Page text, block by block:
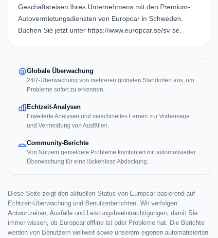
Geschäftsreisen Ihres Unternehmens mit den Premium-
Autovermietungsdiensten von Europcar in Schweden.
Buchen Sie jetzt unter https://www.europcar.se/sv-se.
Globale Überwachung
24/7-Überwachung von mehreren globalen Standorten aus, um
Probleme sofort zu erkennen.
Echtzeit-Analysen
Erweiterte Analysen und maschinelles Lernen zur Vorhersage
und Vermeidung von Ausfällen.
Community-Berichte
Von Nutzern gemeldete Probleme kombiniert mit automatisierter
Überwachung für eine lückenlose Abdeckung.
Diese Seite zeigt den aktuellen Status von Europcar basierend auf
Echtzeit-Überwachung und Benutzerberichten. Wir verfolgen
Antwortzeiten, Ausfälle und Leistungsbeeinträchtigungen, damit Sie
immer wissen, ob Europcar offline ist oder Probleme hat. Die Berichte
werden von Benutzern weltweit sowie unserem eigenen automatisierten